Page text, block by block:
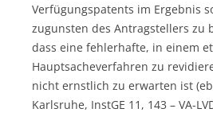
Verfügungspatents im Ergebnis
zugunsten des Antragstellers zu
dass eine fehlerhafte, in einem
Hauptsacheverfahren zu
nicht ernstlich zu erwarten ist
Karlsruhe, InstGE 11, 143 – VA-